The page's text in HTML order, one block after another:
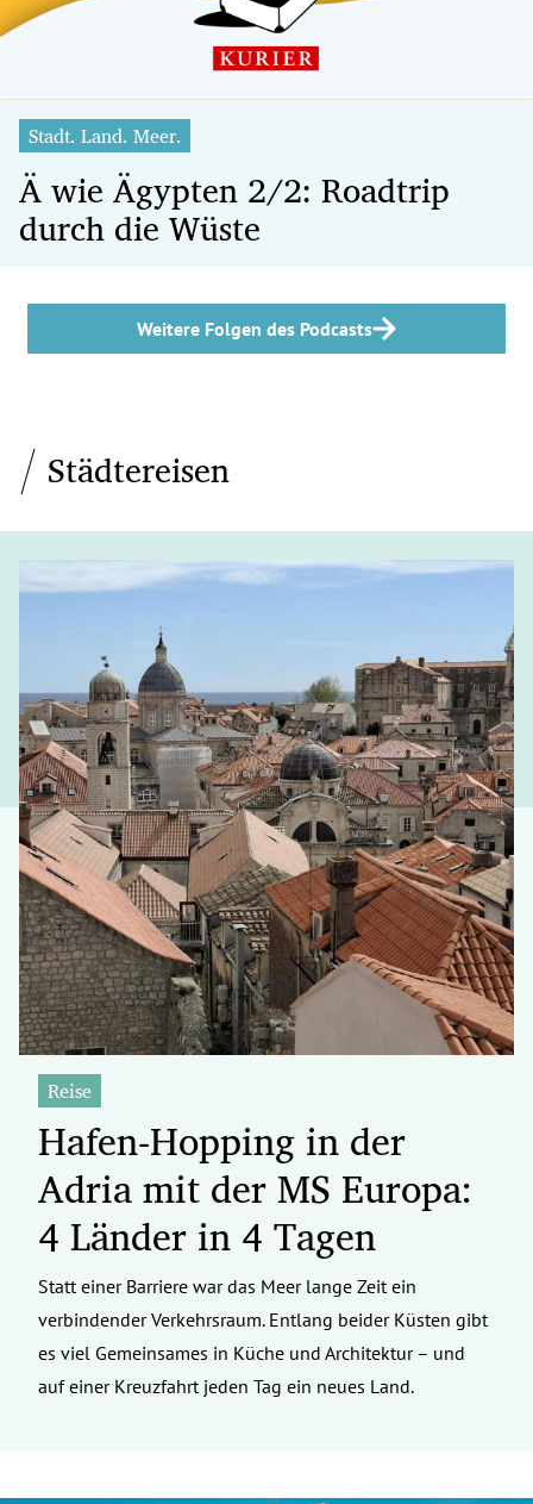
Stadt. Land. Meer.
Ä wie Ägypten 2/2: Roadtrip
durch die Wüste
Weitere Folgen des Podcasts
Städtereisen
Reise
Hafen-Hopping in der
Adria mit der MS Europa:
4 Länder in 4 Tagen
Statt einer Barriere war das Meer lange Zeit ein
verbindender Verkehrsraum. Entlang beider Küsten gibt
es viel Gemeinsames in Küche und Architektur – und
auf einer Kreuzfahrt jeden Tag ein neues Land.